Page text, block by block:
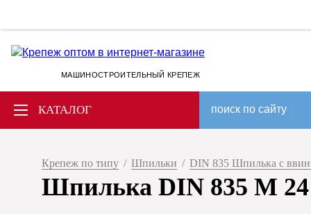
МАШИНОСТРОИТЕЛЬНЫЙ КРЕПЕЖ
КАТАЛОГ поиск по сайту
Крепеж по типу / Шпильки / DIN 835 Шпилька с
Шпилька DIN 835 M 24